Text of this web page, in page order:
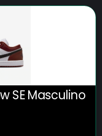
SE Masculino